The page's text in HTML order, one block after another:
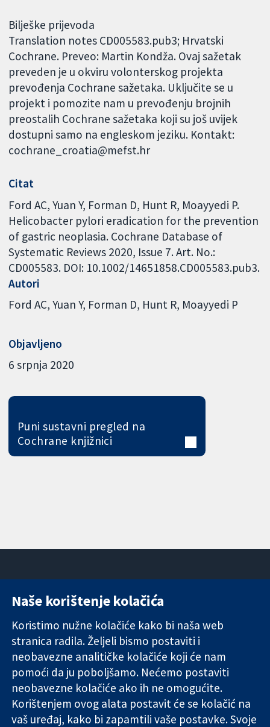
Bilješke prijevoda
Translation notes CD005583.pub3; Hrvatski
Cochrane. Preveo: Martin Kondža. Ovaj sažetak
preveden je u okviru volonterskog projekta
prevođenja Cochrane sažetaka. Uključite se u
projekt i pomozite nam u prevođenju brojnih
preostalih Cochrane sažetaka koji su još uvijek
dostupni samo na engleskom jeziku. Kontakt:
cochrane_croatia@mefst.hr
Citat
Ford AC, Yuan Y, Forman D, Hunt R, Moayyedi P.
Helicobacter pylori eradication for the prevention
of gastric neoplasia. Cochrane Database of
Systematic Reviews 2020, Issue 7. Art. No.:
CD005583. DOI: 10.1002/14651858.CD005583.pub3.
Autori
Ford AC Yuan Y Forman D Hunt R Moayyedi P
Objavljeno
6 srpnja 2020
Puni sustavni pregled na
Cochrane knjižnici
Pouzdani dokazi.
Utemeljeni
dokazi.
Bolje zdravlje.
11-13 Cavendish
London
W1G 0AN
Ujedinjeno
Kraljevstvo
Novosti
medije
O nama
Poslovi
Cochrane
Library
Naše korištenje kolačića
Koristimo nužne kolačiće kako bi naša web
stranica radila. Željeli bismo postaviti i
neobavezne analitičke kolačiće koji će nam
pomoći da ju poboljšamo. Nećemo postaviti
neobavezne kolačiće ako ih ne omogućite.
Korištenjem ovog alata postavit će se kolačić na
vaš uređaj, kako bi zapamtili vaše postavke. Svoje